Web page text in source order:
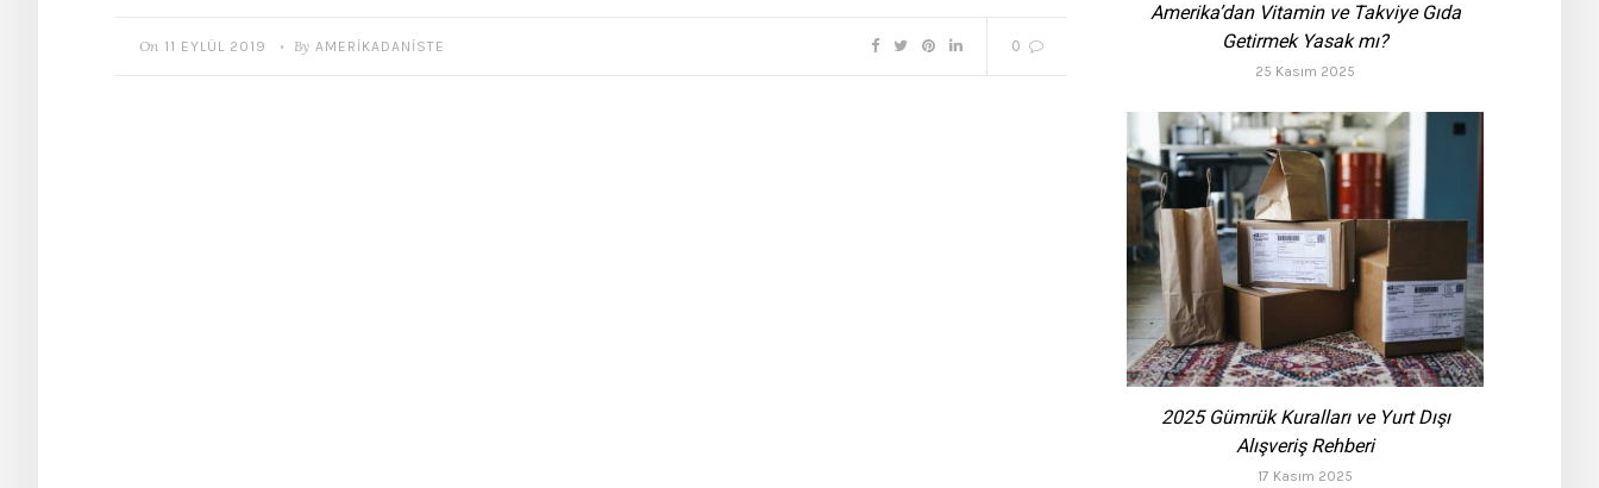
On 11 EYLÜL 2019 • By AMERIKADANISTE 0
Amerika’dan Vitamin ve Takviye Gıda
Getirmek Yasak mı?
25 Kasım 2025
2025 Gümrük Kuralları ve Yurt Dışı
Alışveriş Rehberi
17 Kasım 2025